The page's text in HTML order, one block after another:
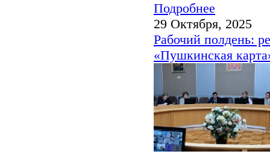
Подробнее
29 Октября, 2025
Рабочий полдень:
«Пушкинская